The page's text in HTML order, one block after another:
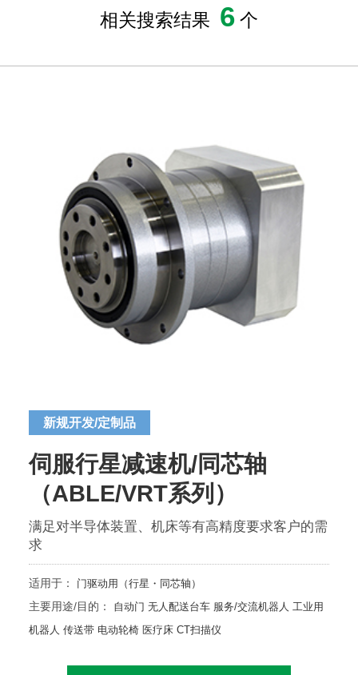
相关搜索结果 6 个
新规开发/定制品
伺服行星减速机/同芯轴
（ABLE/VRT系列）
满足对半导体装置、机床等有高精度要求客户的需
求
适用于： 门驱动用（行星・同芯轴）
主要用途/目的： 自动门 无人配送台车 服务/交流机器人 工业用
机器人 传送带 电动轮椅 医疗床 CT扫描仪